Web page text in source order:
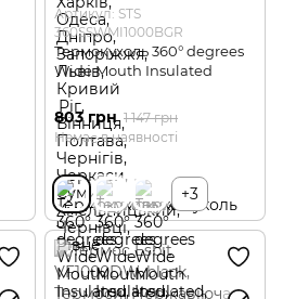
Артикул: STS
360SSWMI1000BGR
Термокухоль 360° degrees
Wide Mouth Insulated
803 грн 1 147 грн
Немає в наявності
+3